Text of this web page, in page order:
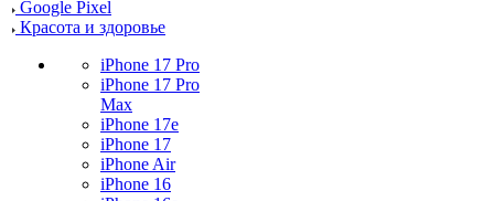
Google Pixel
Красота и здоровье
iPhone 17 Pro
iPhone 17 Pro
Max
iPhone 17e
iPhone 17
iPhone Air
iPhone 16